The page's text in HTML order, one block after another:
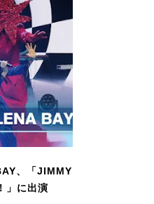
、「JIMMY
」に出演